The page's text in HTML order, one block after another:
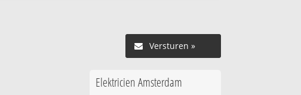
Versturen »
Elektricien Amsterdam